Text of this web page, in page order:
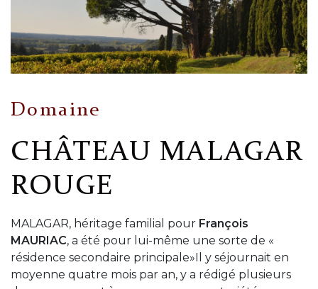
Domaine
CHÂTEAU MALAGAR
ROUGE
MALAGAR, héritage familial pour François
MAURIAC, a été pour lui-même une sorte de «
résidence secondaire principale»Il y séjournait en
moyenne quatre mois par an, y a rédigé plusieurs